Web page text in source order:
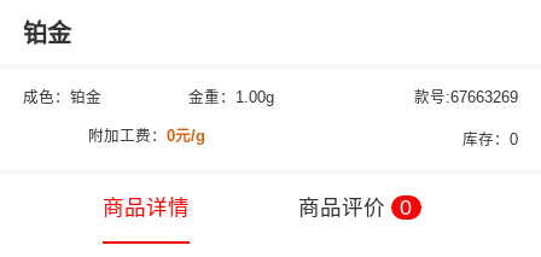
铂金
成色：铂金 金重：1.00g 款号:67663269
附加工费： 0元/g 库存：0
商品详情 商品评价 0